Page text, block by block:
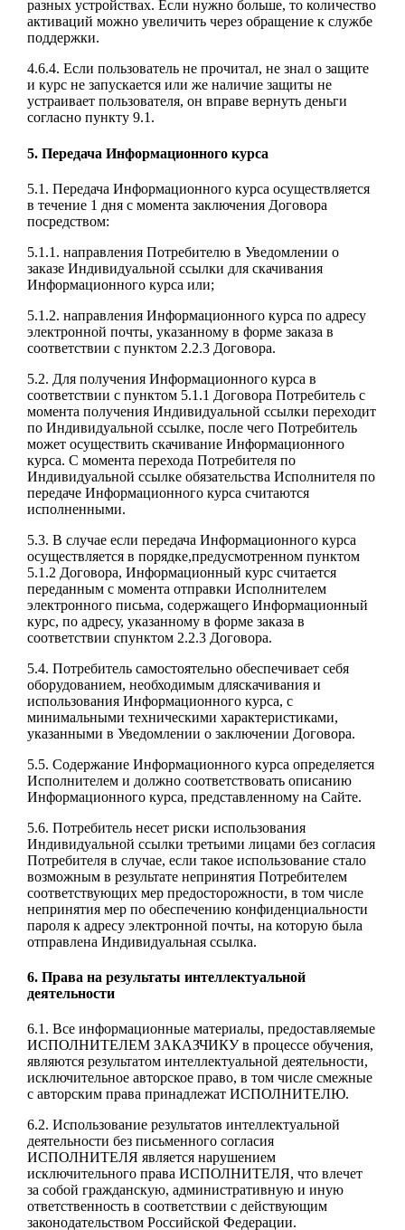
разных устройствах. Если нужно больше, то количество
активаций можно увеличить через обращение к службе
поддержки.
4.6.4. Если пользователь не прочитал, не знал о защите
и курс не запускается или же наличие защиты не
устраивает пользователя, он вправе вернуть деньги
согласно пункту 9.1.
5. Передача Информационного курса
5.1. Передача Информационного курса осуществляется
в течение 1 дня с момента заключения Договора
посредством:
5.1.1. направления Потребителю в Уведомлении о
заказе Индивидуальной ссылки для скачивания
Информационного курса или;
5.1.2. направления Информационного курса по адресу
электронной почты, указанному в форме заказа в
соответствии с пунктом 2.2.3 Договора.
5.2. Для получения Информационного курса в
соответствии с пунктом 5.1.1 Договора Потребитель с
момента получения Индивидуальной ссылки переходит
по Индивидуальной ссылке, после чего Потребитель
может осуществить скачивание Информационного
курса. С момента перехода Потребителя по
Индивидуальной ссылке обязательства Исполнителя по
передаче Информационного курса считаются
исполненными.
5.3. В случае если передача Информационного курса
осуществляется в порядке,предусмотренном пунктом
5.1.2 Договора, Информационный курс считается
переданным с момента отправки Исполнителем
электронного письма, содержащего Информационный
курс, по адресу, указанному в форме заказа в
соответствии спунктом 2.2.3 Договора.
5.4. Потребитель самостоятельно обеспечивает себя
оборудованием, необходимым дляскачивания и
использования Информационного курса, с
минимальными техническими характеристиками,
указанными в Уведомлении о заключении Договора.
5.5. Содержание Информационного курса определяется
Исполнителем и должно соответствовать описанию
Информационного курса, представленному на Сайте.
5.6. Потребитель несет риски использования
Индивидуальной ссылки третьими лицами без согласия
Потребителя в случае, если такое использование стало
возможным в результате непринятия Потребителем
соответствующих мер предосторожности, в том числе
непринятия мер по обеспечению конфиденциальности
пароля к адресу электронной почты, на которую была
отправлена Индивидуальная ссылка.
6. Права на результаты интеллектуальной
деятельности
6.1. Все информационные материалы, предоставляемые
ИСПОЛНИТЕЛЕМ ЗАКАЗЧИКУ в процессе обучения,
являются результатом интеллектуальной деятельности,
исключительное авторское право, в том числе смежные
с авторским права принадлежат ИСПОЛНИТЕЛЮ.
6.2. Использование результатов интеллектуальной
деятельности без письменного согласия
ИСПОЛНИТЕЛЯ является нарушением
исключительного права ИСПОЛНИТЕЛЯ, что влечет
за собой гражданскую, административную и иную
ответственность в соответствии с действующим
законодательством Российской Федерации.